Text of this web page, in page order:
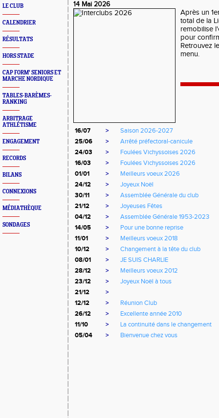
LE CLUB
CALENDRIER
RÉSULTATS
HORS STADE
CAP FORM' SENIORS ET
MARCHE NORDIQUE
TABLES-BARÈMES-
RANKING
ARBITRAGE
ATHLÉTISME
ENGAGEMENT
RECORDS
BILANS
CONNEXIONS
MÉDIATHÈQUE
SONDAGES
14 Mai 2026
Après un
total de la
remobilise
pour
Retrouvez
menu.
16/07 >
Saison 2026-2027
25/06
>
Arrêté préfectoral-canicule
24/03
>
Foulées Vichyssoises 2026
16/03
>
Foulées Vichyssoises 2026
01/01
>
Meilleurs voeux 2026
24/12
>
Joyeux Noël
30/11
>
Assemblée Générale du club
21/12
>
Joyeuses Fêtes
04/12
>
Assemblée Générale 1953-2023
14/05
>
Pour une bonne reprise
11/01
>
Meilleurs voeux 2018
10/12
>
Changement à la tête du club
08/01
>
JE SUIS CHARLIE
28/12
>
Meilleurs voeux 2012
23/12
>
Joyeux Noël à tous
21/12
>
12/12
>
Réunion Club
26/12
>
Excellente année 2010
11/10
>
La continuité dans le changement
05/04
> Bienvenue chez vous